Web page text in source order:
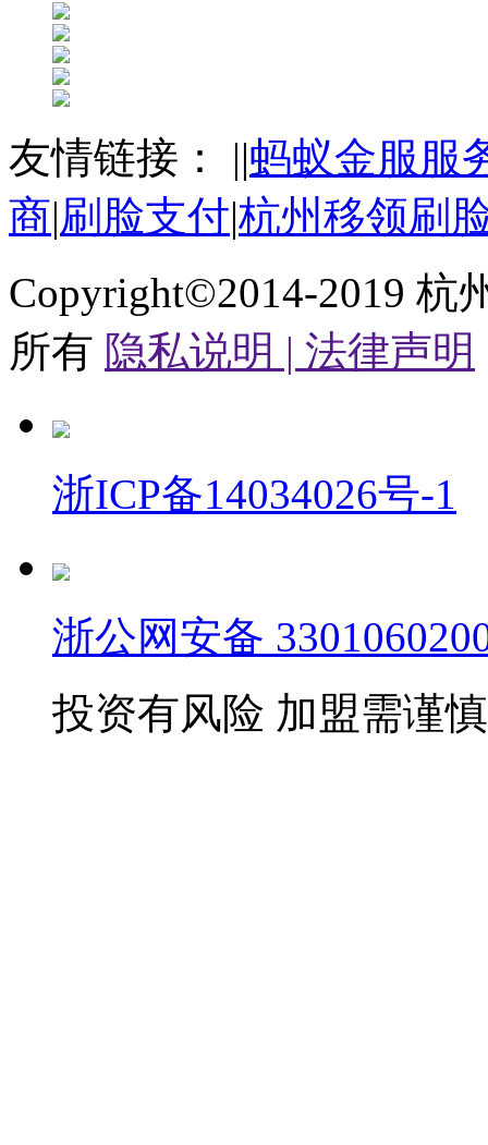
友情链接： ||蚂蚁金服服
商|刷脸支付|杭州移领刷
Copyright©2014-2019 杭
所有 隐私说明 | 法律声明
浙ICP备14034026号-1
浙公网安备
投资有风险 加盟需谨慎